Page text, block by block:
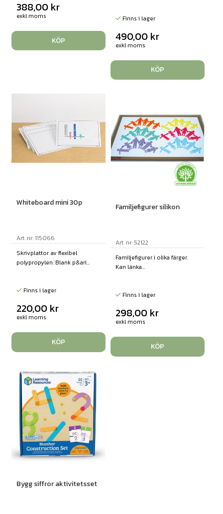
388,00 kr
exkl moms
KÖP
Finns i lager
490,00 kr
exkl moms
KÖP
Whiteboard mini 30p
Art. nr: 115066
Skrivplattor av flexibel
polypropylen. Blank p&ari...
Finns i lager
220,00 kr
exkl moms
KÖP
Familjefigurer silikon
Art. nr: 52122
Familjefigurer i olika färger.
Kan länka...
Finns i lager
298,00 kr
exkl moms
KÖP
Bygg siffror aktivitetsset